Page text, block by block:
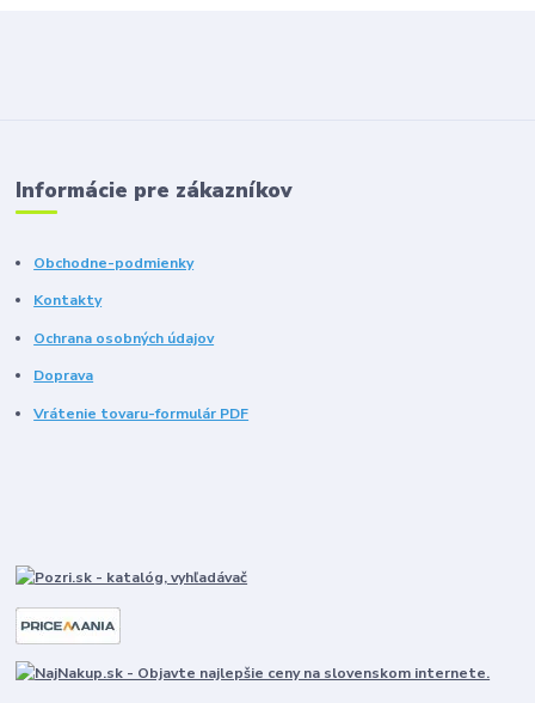
Informácie pre zákazníkov
Obchodne-podmienky
Kontakty
Ochrana osobných údajov
Doprava
Vrátenie tovaru-formulár PDF